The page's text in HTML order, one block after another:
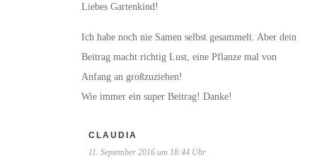
Liebes Gartenkind!
Ich habe noch nie Samen selbst gesammelt. Aber dein
Beitrag macht richtig Lust, eine Pflanze mal von
Anfang an großzuziehen!
Wie immer ein super Beitrag! Danke!
CLAUDIA
11. September 2016 um 18:44 Uhr